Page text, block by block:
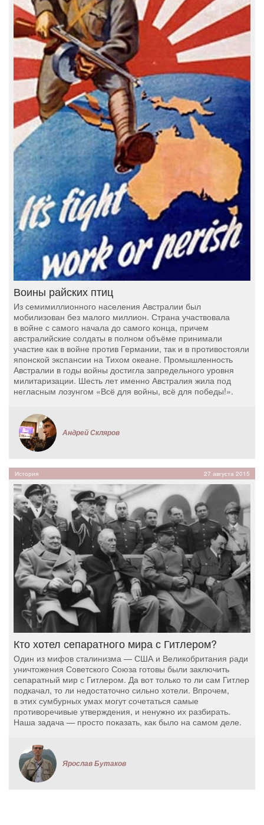
Воины райских птиц
Из семимиллионного населения Австралии был
мобилизован без малого миллион. Страна участвовала
в войне с самого начала до самого конца, причем
австралийские солдаты в полном объёме принимали
участие как в войне против Германии, так и в противостояли
японской экспансии на Тихом океане. Промышленность
Австралии в годы войны достигла запредельного уровня
милитаризации. Шесть лет именно Австралия жила под
негласным лозунгом «Всё для войны, всё для победы!».
Андрей Скляров
История 27 августа 2015
Кто хотел сепаратного мира с Гитлером?
Один из мифов сталинизма — США и Великобритания ради
уничтожения Советского Союза готовы были заключить
сепаратный мир с Гитлером. Да вот только то ли сам Гитлер
подкачал, то ли недостаточно сильно хотели. Впрочем,
в этих сумбурных умах могут сочетаться самые
противоречивые утверждения, и ненужно их разбирать.
Наша задача — просто показать, как было на самом деле.
Ярослав Бутаков